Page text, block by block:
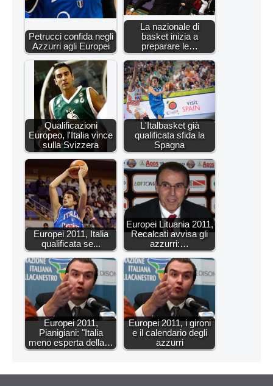
Petrucci confida negli
Azzurri agli Europei
La nazionale di
basket inizia a
preparare le…
Qualificazioni
Europeo, l'Italia vince
sulla Svizzera
L'Italbasket già
qualificata sfida la
Spagna
Europei 2011, Italia
qualificata se...
Europei Lituania 2011,
Recalcati avvisa gli
azzurri:…
Europei 2011,
Pianigiani: "Italia
meno esperta della…
Europei 2011, i gironi
e il calendario degli
azzurri